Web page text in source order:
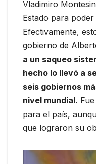
Vladimiro
Estado para
Efectivamente,
gobierno de
a un saqueo
hecho lo llevó a
seis gobiernos
nivel mundial.
para el país,
que lograron su